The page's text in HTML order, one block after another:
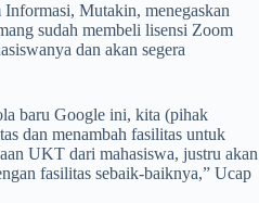
Mutakin, menegaskan
sudah membeli lisensi Zoom
dan akan segera
baru Google ini, kita (pihak
dan menambah fasilitas untuk
UKT dari mahasiswa, justru akan
fasilitas sebaik-baiknya,” Ucap